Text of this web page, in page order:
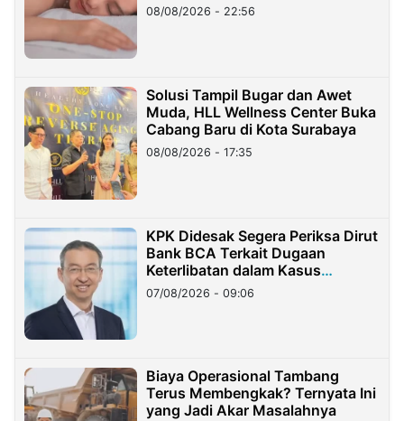
08/08/2026 - 22:56
Solusi Tampil Bugar dan Awet
Muda, HLL Wellness Center Buka
Cabang Baru di Kota Surabaya
08/08/2026 - 17:35
KPK Didesak Segera Periksa Dirut
Bank BCA Terkait Dugaan
Keterlibatan dalam Kasus
Hilangnya Dana Nasabah Rp2,58
Miliar
07/08/2026 - 09:06
Biaya Operasional Tambang
Terus Membengkak? Ternyata Ini
yang Jadi Akar Masalahnya